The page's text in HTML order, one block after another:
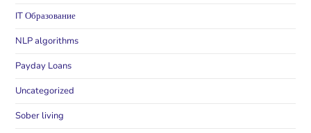
IT Образование
NLP algorithms
Payday Loans
Uncategorized
Sober living